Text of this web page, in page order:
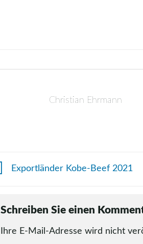
Christian Ehrmann
Exportländer Kobe-Beef 2021
Schreiben Sie einen
Ihre E-Mail-Adresse wird nicht